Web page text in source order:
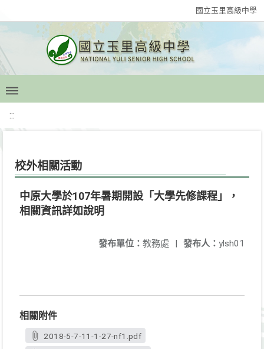
國立玉里高級中學
:::
校外相關活動
中原大學於107年暑期開設「大學先修課程」，
相關資訊詳如說明
發布人： ylsh01
發布單位： 教務處 |
相關附件
2018-5-7-11-1-27-nf1.pdf